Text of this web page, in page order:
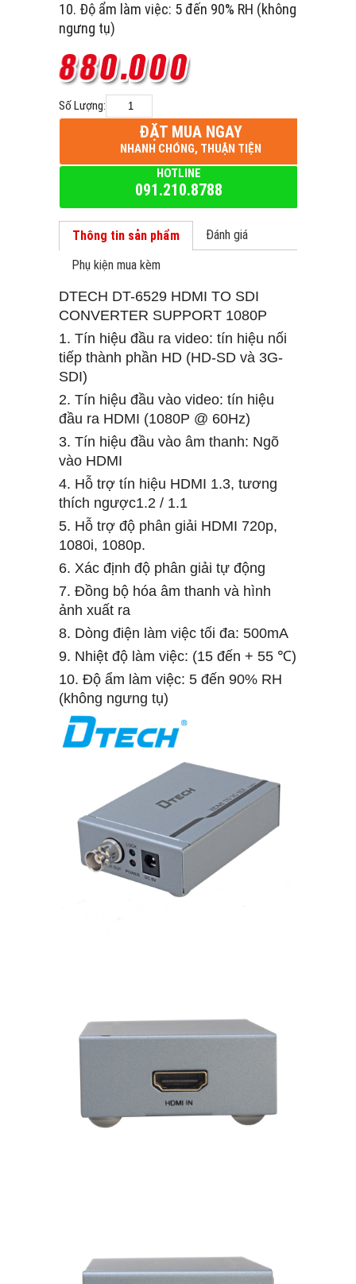
10. Độ ẩm làm việc: 5 đến 90% RH (không
ngưng tụ)
Số Lượng:
ĐẶT MUA NGAY
NHANH CHÓNG, THUẬN TIỆN
HOTLINE
091.210.8788
Thông tin sản phẩm
Đánh giá
Phụ kiện mua kèm
DTECH DT-6529 HDMI TO SDI
CONVERTER SUPPORT 1080P
1. Tín hiệu đầu ra video: tín hiệu nối
tiếp thành phần HD (HD-SD và 3G-
SDI)
2. Tín hiệu đầu vào video: tín hiệu
đầu ra HDMI (1080P @ 60Hz)
3. Tín hiệu đầu vào âm thanh: Ngõ
vào HDMI
4. Hỗ trợ tín hiệu HDMI 1.3, tương
thích ngược1.2 / 1.1
5. Hỗ trợ độ phân giải HDMI 720p,
1080i, 1080p.
6. Xác định độ phân giải tự động
7. Đồng bộ hóa âm thanh và hình
ảnh xuất ra
8. Dòng điện làm việc tối đa: 500mA
9. Nhiệt độ làm việc: (15 đến + 55 ℃)
10. Độ ẩm làm việc: 5 đến 90% RH
(không ngưng tụ)